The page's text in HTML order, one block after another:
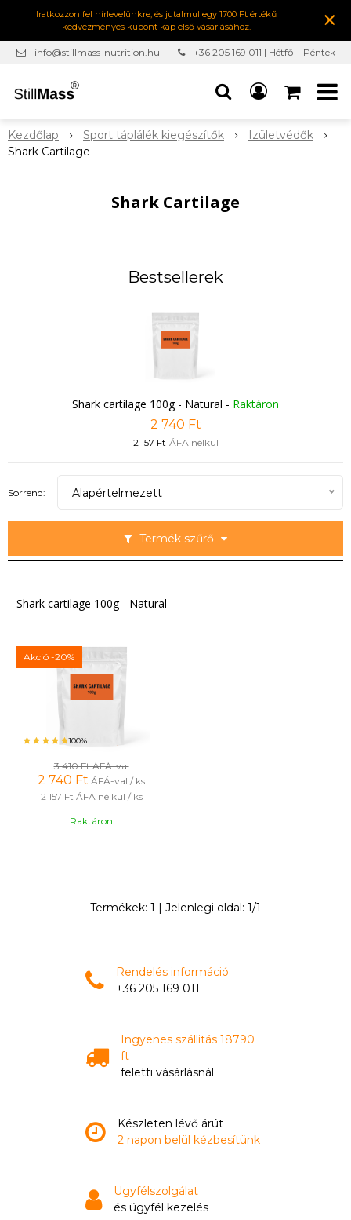
Iratkozzon fel hírlevelünkre, és jutalmul egy 1700 Ft értékű
kedvezményes kupont kap első vásárlásához.
×
info@stillmass-nutrition.hu
+36 205 169 011 | Hétfő – Péntek
Kezdőlap Sport táplálék kiegészítők
Izületvédők
Shark Cartilage
Shark Cartilage
Bestsellerek
Shark cartilage 100g - Natural - Raktáron
2 740 Ft
2 157 Ft ÁFA nélkül
Termék szűrő
Sorrend: Alapértelmezett
Shark cartilage 100g - Natural
Akció -20%
100%
3 410 FtÁFÁ-val
2 740 Ft ÁFÁ-val / ks
2 157 Ft ÁFA nélkül / ks
Raktáron
Termékek: 1 | Jelenlegi oldal: 1/1
Rendelés információ
+36 205 169 011
Ingyenes szállitás 18790
ft
feletti vásárlásnál
Készleten lévő árút
2 napon belül kézbesítünk
Ügyfélszolgálat
és ügyfél kezelés